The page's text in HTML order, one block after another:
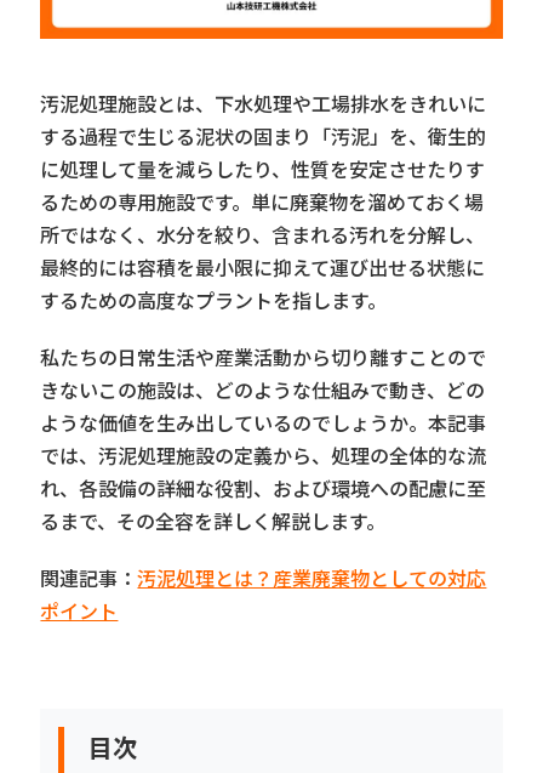
汚泥処理施設とは、下水処理や工場排水をきれいに
する過程で生じる泥状の固まり「汚泥」を、衛生的
に処理して量を減らしたり、性質を安定させたりす
るための専用施設です。単に廃棄物を溜めておく場
所ではなく、水分を絞り、含まれる汚れを分解し、
最終的には容積を最小限に抑えて運び出せる状態に
するための高度なプラントを指します。
私たちの日常生活や産業活動から切り離すことので
きないこの施設は、どのような仕組みで動き、どの
ような価値を生み出しているのでしょうか。本記事
では、汚泥処理施設の定義から、処理の全体的な流
れ、各設備の詳細な役割、および環境への配慮に至
るまで、その全容を詳しく解説します。
関連記事：汚泥処理とは？産業廃棄物としての対応
ポイント
目次